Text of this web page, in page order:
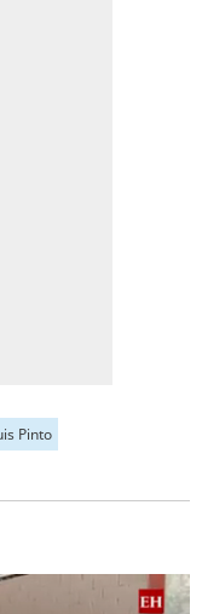
Pinto